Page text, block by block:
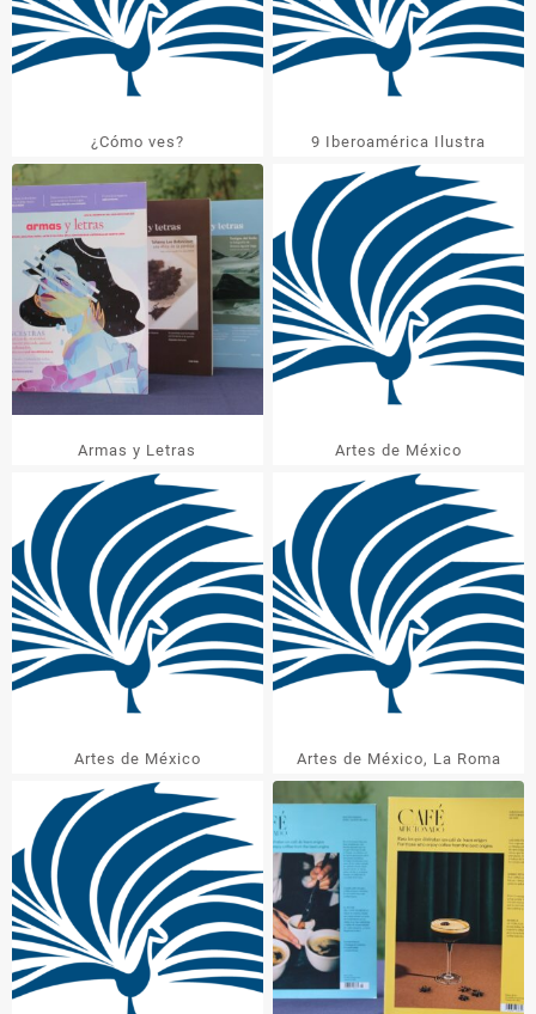
¿Cómo ves? 9 Iberoamérica Ilustra
Armas y Letras Artes de México
Artes de México Artes de México, La Roma